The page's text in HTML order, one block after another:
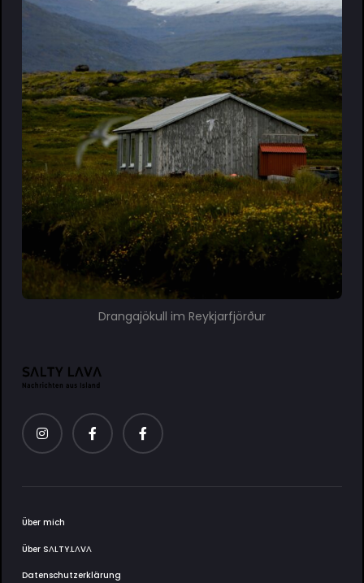
Drangajökull im Reykjarfjörður
Über mich
Über SΛLTY.LΛVΛ
Datenschutzerklärung